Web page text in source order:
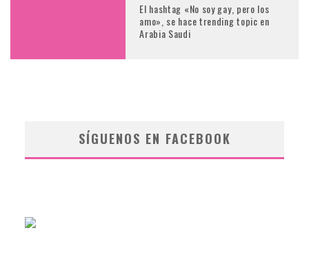
El hashtag «No soy gay, pero los
amo», se hace trending topic en
Arabia Saudi
SÍGUENOS EN FACEBOOK